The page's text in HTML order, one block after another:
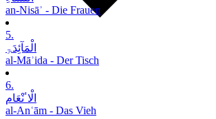
an-Nisāʾ - Die Frauen
5.
الْمَآئِدَۃِ
al-Māʾida - Der Tisch
6.
الْاٴنْعَام
al-Anʿām - Das Vieh